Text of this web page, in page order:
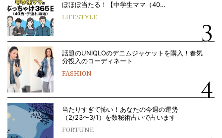
ぼほぼ当たる！【中学生ママ（40…
LIFESTYLE
話題のUNIQLOのデニムジャケットを購入！春気
分投入のコーディネート
FASHION
当たりすぎて怖い！あなたの今週の運勢
（2/23〜3/1）を数秘術占いで占います
FORTUNE